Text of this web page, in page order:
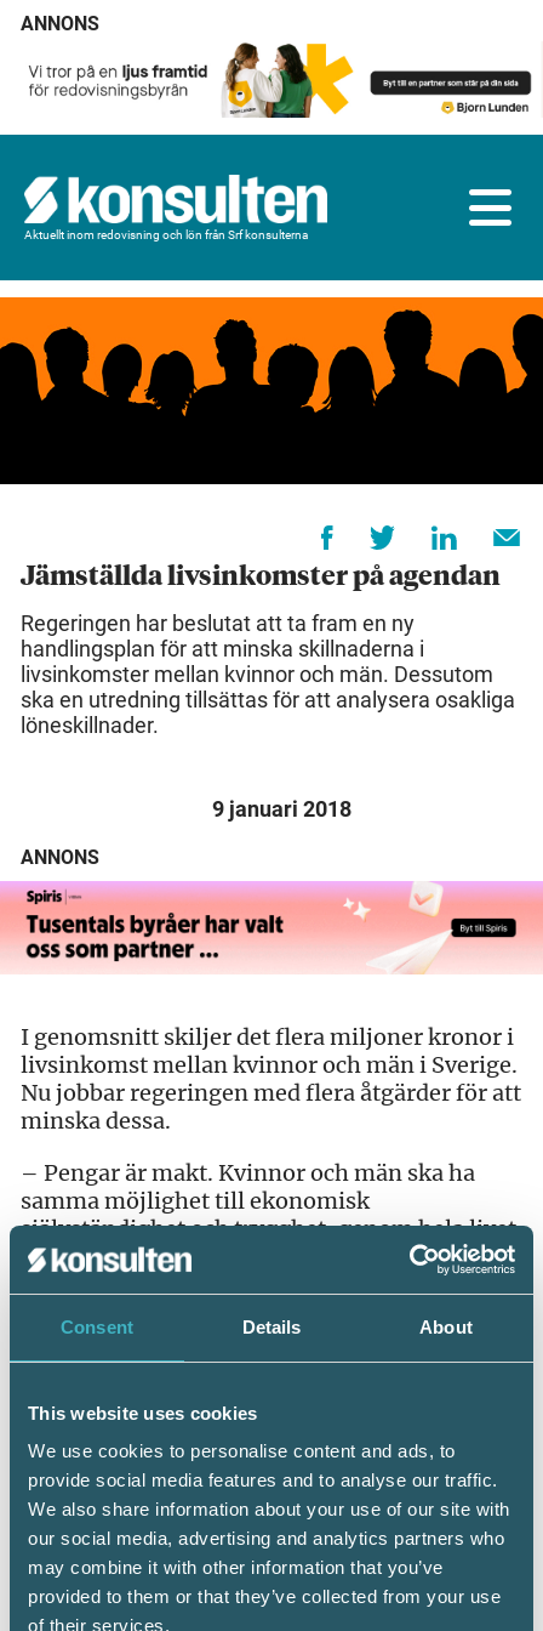
Consent Details About
This website uses cookies
We use cookies to personalise content and ads, to
provide social media features and to analyse our traffic.
We also share information about your use of our site with
our social media, advertising and analytics partners who
may combine it with other information that you’ve
provided to them or that they’ve collected from your use
of their services.
ANNONS
Aktuellt inom redovisning och lön från Srf konsulterna
Jämställda livsinkomster på agendan
Regeringen har beslutat att ta fram en ny
handlingsplan för att minska skillnaderna i
livsinkomster mellan kvinnor och män. Dessutom
ska en utredning tillsättas för att analysera osakliga
löneskillnader.
9 januari 2018
ANNONS
I genomsnitt skiljer det flera miljoner kronor i
livsinkomst mellan kvinnor och män i Sverige.
Nu jobbar regeringen med flera åtgärder för att
minska dessa.
– Pengar är makt. Kvinnor och män ska ha
samma möjlighet till ekonomisk
självständighet och trygghet, genom hela livet.
Så är det inte i dag, säger arbetsmarknads- och
etableringsminister Ylva Johansson i ett
För att främja arbetsmarknadens parters
mellan kvinnor och män har
Medlingsinstitutet fått i uppdrag att redovisa
relativlöneförändringar mellan 2014-2017 för
olika yrken. Denna redovisning ska sedan ligga
till grund för det fortsatta arbetet.
Fortfarande förekommer osakliga
löneskillnader mellan kvinnor och män.